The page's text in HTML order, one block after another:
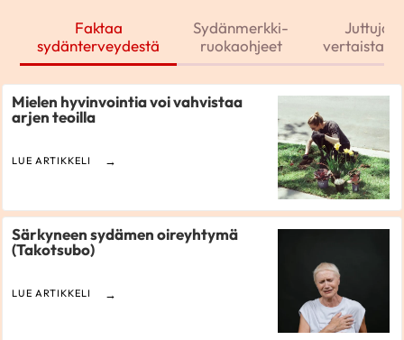
Faktaa
sydänterveydestä
Sydänmerkki-
ruokaohjeet
Juttuja
Mielen hyvinvointia voi vahvistaa
arjen teoilla
LUE ARTIKKELI
Särkyneen sydämen oireyhtymä
(Takotsubo)
LUE ARTIKKELI